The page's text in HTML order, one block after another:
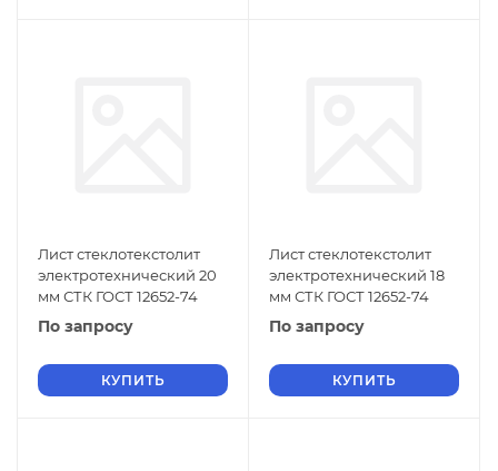
Лист стеклотекстолит
электротехнический 20
мм СТК ГОСТ 12652-74
По запросу
КУПИТЬ
Лист стеклотекстолит
электротехнический 18
мм СТК ГОСТ 12652-74
По запросу
КУПИТЬ